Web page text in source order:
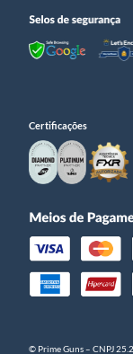
Certificações
© Prime Guns – CNPJ